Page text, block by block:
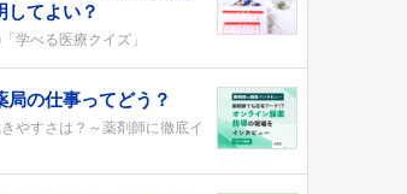
してよい？
学べる医療クイズ」
局の仕事ってどう？
やすさは？～薬剤師に徹底イ